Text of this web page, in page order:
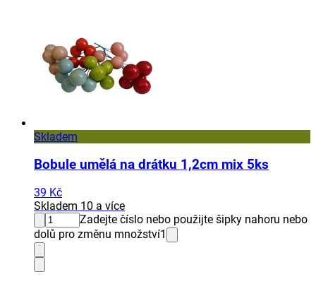
Skladem
Bobule umělá na drátku 1,2cm mix 5ks
39 Kč
Skladem 10 a více
Zadejte číslo nebo použijte šipky nahoru nebo
dolů pro změnu množství1